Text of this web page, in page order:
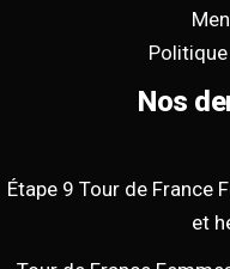
Nos
Étape 9 Tour de France
et